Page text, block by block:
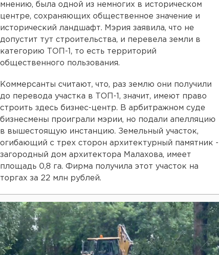
мнению, была одной из немногих в историческом
центре, сохраняющих общественное значение и
исторический ландшафт. Мэрия заявила, что не
допустит тут строительства, и перевела земли в
категорию ТОП-1, то есть территорий
общественного пользования.
Коммерсанты считают, что, раз землю они получили
до перевода участка в ТОП-1, значит, имеют право
строить здесь бизнес-центр. В арбитражном суде
бизнесмены проиграли мэрии, но подали апелляцию
в вышестоящую инстанцию. Земельный участок,
огибающий с трех сторон архитектурный памятник -
загородный дом архитектора Малахова, имеет
площадь 0,8 га. Фирма получила этот участок на
торгах за 22 млн рублей.